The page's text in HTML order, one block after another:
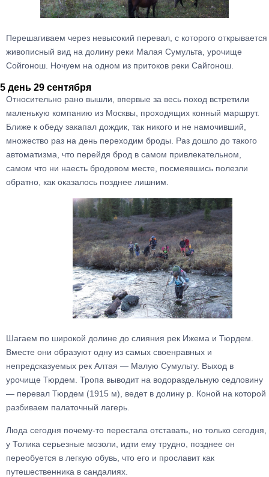
Перешагиваем через невысокий перевал, с которого открывается
живописный вид на долину реки Малая Сумульта, урочище
Сойгонош. Ночуем на одном из притоков реки Сайгонош.
5 день 29 сентября
Относительно рано вышли, впервые за весь поход встретили
маленькую компанию из Москвы, проходящих конный маршрут.
Ближе к обеду закапал дождик, так никого и не намочивший,
множество раз на день переходим броды. Раз дошло до такого
автоматизма, что перейдя брод в самом привлекательном,
самом что ни наесть бродовом месте, посмеявшись полезли
обратно, как оказалось позднее лишним.
Шагаем по широкой долине до слияния рек Ижема и Тюрдем.
Вместе они образуют одну из самых своенравных и
непредсказуемых рек Алтая — Малую Сумульту. Выход в
урочище Тюрдем. Тропа выводит на водораздельную седловину
— перевал Тюрдем (1915 м), ведет в долину р. Коной на которой
разбиваем палаточный лагерь.
Люда сегодня почему-то перестала отставать, но только сегодня,
у Толика серьезные мозоли, идти ему трудно, позднее он
переобуется в легкую обувь, что его и прославит как
путешественника в сандалиях.